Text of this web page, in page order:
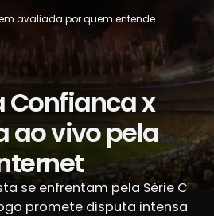
avaliada por quem entende
já se livraram da TV a cabo
Confianca x
ao vivo pela
se enfrentam pela Série C
promete disputa intensa